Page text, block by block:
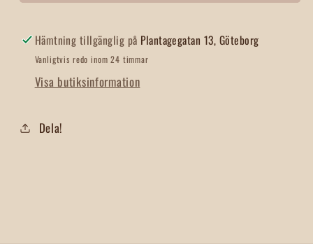
Hämtning tillgänglig på Plantagegatan 13, Göteborg
Vanligtvis redo inom 24 timmar
Visa butiksinformation
Dela!